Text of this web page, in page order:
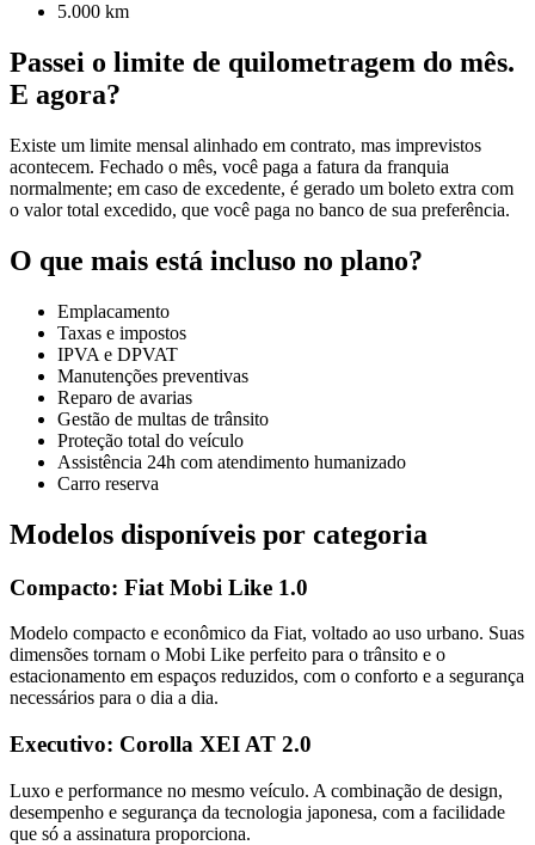
5.000 km
Passei o limite de quilometragem do mês.
E agora?
Existe um limite mensal alinhado em contrato, mas imprevistos
acontecem. Fechado o mês, você paga a fatura da franquia
normalmente; em caso de excedente, é gerado um boleto extra com
o valor total excedido, que você paga no banco de sua preferência.
O que mais está incluso no plano?
Emplacamento
Taxas e impostos
IPVA e DPVAT
Manutenções preventivas
Reparo de avarias
Gestão de multas de trânsito
Proteção total do veículo
Assistência 24h com atendimento humanizado
Carro reserva
Modelos disponíveis por categoria
Compacto: Fiat Mobi Like 1.0
Modelo compacto e econômico da Fiat, voltado ao uso urbano. Suas
dimensões tornam o Mobi Like perfeito para o trânsito e o
estacionamento em espaços reduzidos, com o conforto e a segurança
necessários para o dia a dia.
Executivo: Corolla XEI AT 2.0
Luxo e performance no mesmo veículo. A combinação de design,
desempenho e segurança da tecnologia japonesa, com a facilidade
que só a assinatura proporciona.